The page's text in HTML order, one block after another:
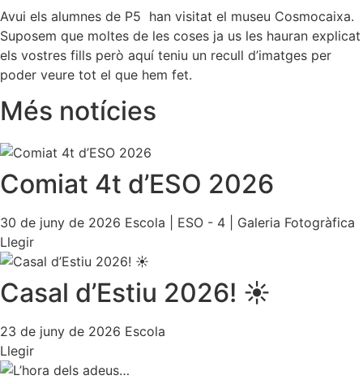
Avui els alumnes de P5 han visitat el museu Cosmocaixa.
Suposem que moltes de les coses ja us les hauran explicat
els vostres fills però aquí teniu un recull d’imatges per
poder veure tot el que hem fet.
Més notícies
Comiat 4t d’ESO 2026
30 de juny de 2026 Escola ESO - 4
Galeria Fotogràfica
Llegir
Casal d’Estiu 2026! ☀️
23 de juny de 2026 Escola
Llegir